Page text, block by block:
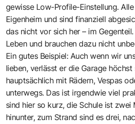
gewisse Low-Profile-Einstellung.
Eigenheim und sind finanziell
das nicht vor sich her – im
Leben und brauchen dazu nicht
Ein gutes Beispiel: Auch wenn wir
lieben, verlässt er die Garage höchst
hauptsächlich mit Rädern, Vespas
unterwegs. Das ist irgendwie viel
sind hier so kurz, die Schule ist zwei
hinunter, zum Strand sind es drei,